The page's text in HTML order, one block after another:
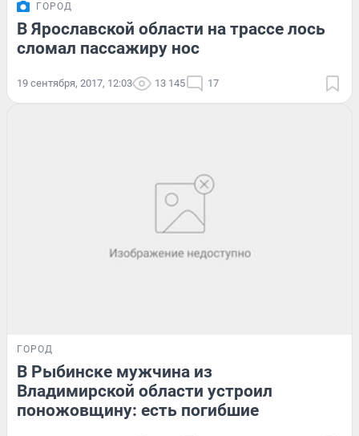
ГОРОД
В Ярославской области на трассе лось
сломал пассажиру нос
19 сентября, 2017, 12:03 13 145 17
ГОРОД
В Рыбинске мужчина из
Владимирской области устроил
поножовщину: есть погибшие